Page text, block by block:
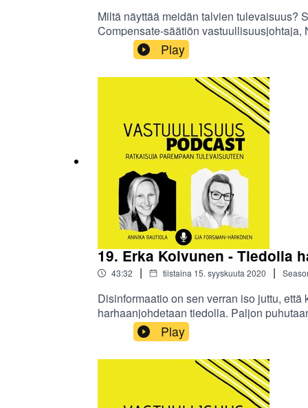
Miltä näyttää meidän talvien tulevaisuus?
Compensate-säätiön
vaikuttavat. Play
19. Erka Koivunen - Tiedolla
43:32 | tiistaina 15. syyskuuta 2020 |
Disinformaatio on sen verran iso juttu,
harhaanjohdetaan tiedolla. Paljon
vaikutusta vai onko? Onko sillä niin
sosiaalisen median käyttäytymisemme
keskustelemassa F-Securelta Erka
puhumme muun muassa näistä aiheista:
tunnistetaan ja miltä hyökkäys näyttää?
huomioon? 28:45 Mikä vaara ja vaikutus
Play